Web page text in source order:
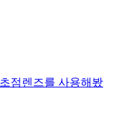
점렌즈를 사용해봤